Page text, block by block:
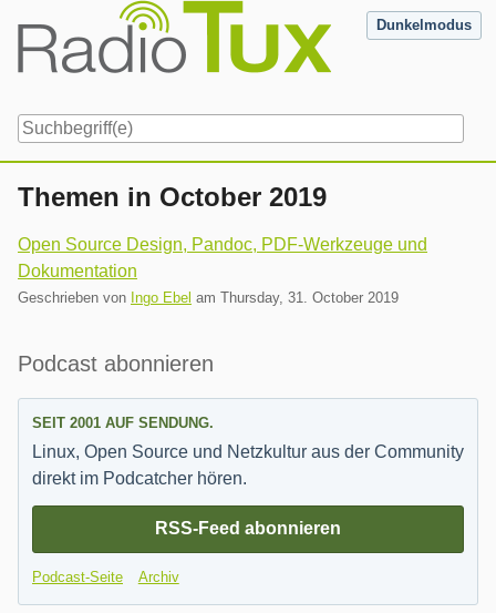
content
Dunkelmodus
Themen in October 2019
Open Source Design, Pandoc, PDF-Werkzeuge und
Dokumentation
Geschrieben von Ingo Ebel am Thursday, 31. October 2019
Seitenleiste
Podcast abonnieren
SEIT 2001 AUF SENDUNG.
Linux, Open Source und Netzkultur aus der Community
direkt im Podcatcher hören.
RSS-Feed abonnieren
Podcast-Seite Archiv